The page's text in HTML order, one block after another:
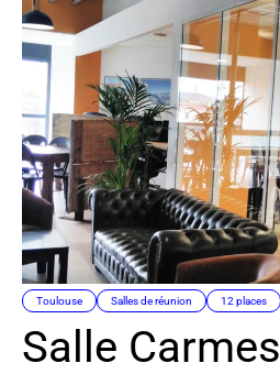
Toulouse Salles de réunion 12 places
Salle Carmes